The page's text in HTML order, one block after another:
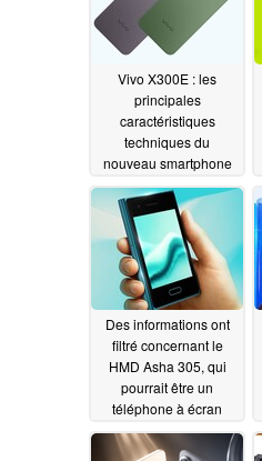
Vivo X300E : les
principales
caractéristiques
techniques du
nouveau smartphone
Vivo révèlent des
appareils photo Zeiss,
une batterie de 7 000
mAh et bien plus
encore07/05/2026
Des informations ont
filtré concernant le
HMD Asha 305, qui
pourrait être un
téléphone à écran
tactile compact et bon
marché06/26/2026